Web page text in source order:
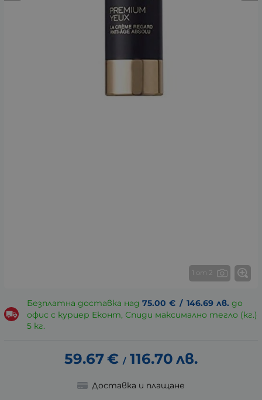
1 от 2
Безплатна доставка над 75.00 € / 146.69 лв. до
офис с куриер Еконт, Спиди максимално тегло (кг.)
5 кг.
59.67€ / 116.70 лв.
Доставка и плащане